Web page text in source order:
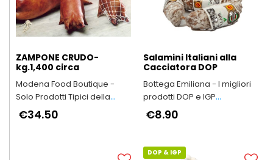
ZAMPONE CRUDO-
kg.1,400 circa
Modena Food Boutique -
Solo Prodotti Tipici della
Provincia di Modena
€34.50
Salamini Italiani alla
Cacciatora DOP
Bottega Emiliana - I migliori
prodotti DOP e IGP
dell'Emilia-Romagna
€8.90
DOP & IGP